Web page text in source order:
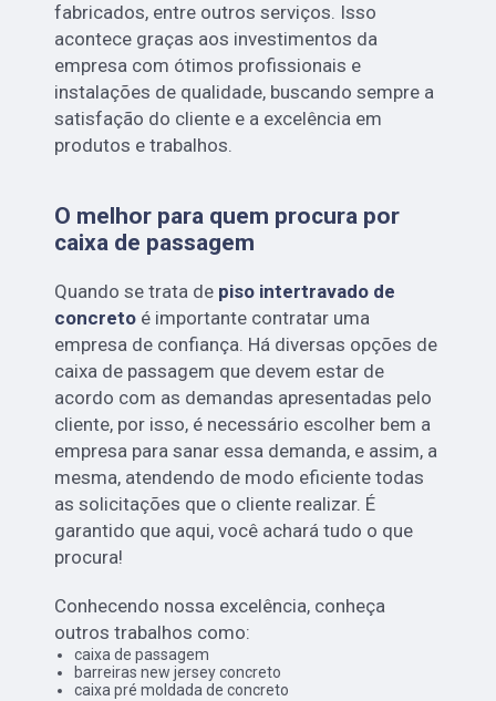
fabricados, entre outros serviços. Isso
acontece graças aos investimentos da
empresa com ótimos profissionais e
instalações de qualidade, buscando sempre a
satisfação do cliente e a excelência em
produtos e trabalhos.
O melhor para quem procura por
caixa de passagem
Quando se trata de piso intertravado de
concreto é importante contratar uma
empresa de confiança. Há diversas opções de
caixa de passagem que devem estar de
acordo com as demandas apresentadas pelo
cliente, por isso, é necessário escolher bem a
empresa para sanar essa demanda, e assim, a
mesma, atendendo de modo eficiente todas
as solicitações que o cliente realizar. É
garantido que aqui, você achará tudo o que
procura!
Conhecendo nossa excelência, conheça
outros trabalhos como:
caixa de passagem
barreiras new jersey concreto
caixa pré moldada de concreto